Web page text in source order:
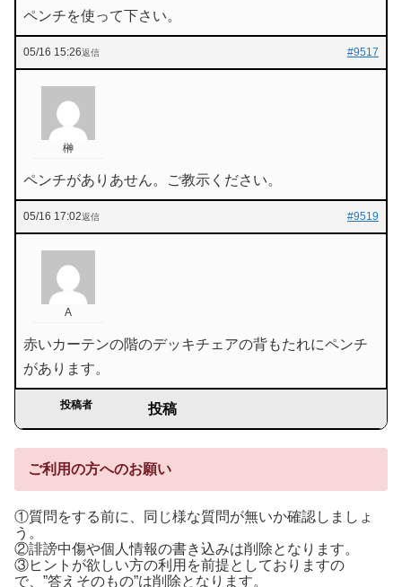
ペンチを使って下さい。
05/16 15:26 #9517
返信
榊
ペンチがありあせん。ご教示ください。
05/16 17:02 #9519
返信
A
赤いカーテンの階のデッキチェアの背もたれにペンチ
があります。
投稿者 投稿
ご利用の方へのお願い
①質問をする前に、同じ様な質問が無いか確認しましょ
う。
②誹謗中傷や個人情報の書き込みは削除となります。
③ヒントが欲しい方の利用を前提としておりますの
で、”答えそのもの”は削除となります。